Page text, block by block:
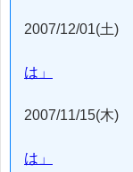
2007/12/01(土)
は」
2007/11/15(木)
は」